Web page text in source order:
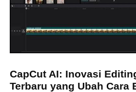
CapCut AI: Inovasi
Terbaru yang Ubah Cara